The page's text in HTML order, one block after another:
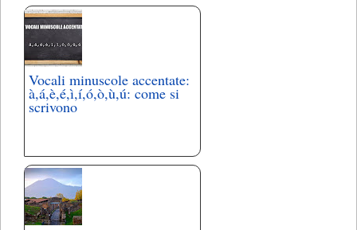
Vocali minuscole accentate:
à,á,è,é,ì,í,ó,ò,ù,ú: come si
scrivono